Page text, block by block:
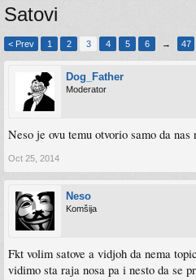
Satovi
< Prev 1 2 3 4 5 6 → 47
Dog_Father
Moderator
Neso je ovu temu otvorio samo da
Oct 25, 2014
Neso
Komšija
Fkt volim satove a vidjoh da nema
vidimo sta raja nosa pa i nesto da se